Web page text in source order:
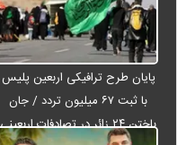
پایان طرح ترافیکی اربعین پلیس
با ثبت ۶۷ میلیون تردد / جان
باختن ۲۴ زائر در تصادفات اربعینی